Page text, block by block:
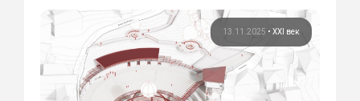
13.11.2025 • XXI век